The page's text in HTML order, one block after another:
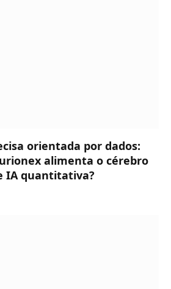
orientada por dados:
alimenta o cérebro
IA quantitativa?